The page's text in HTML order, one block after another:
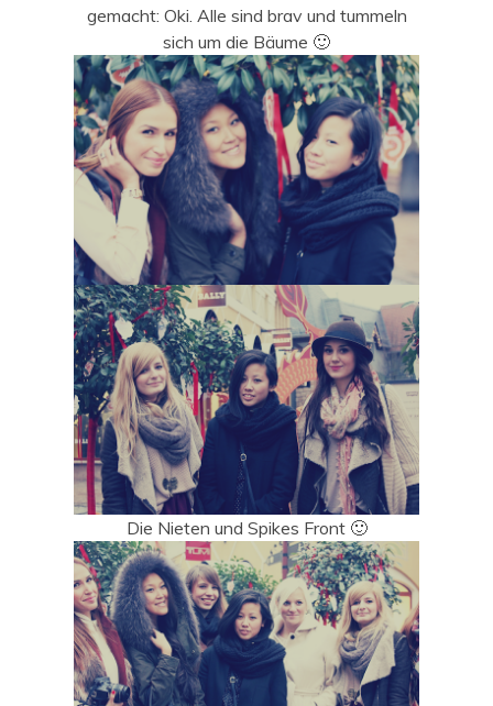
gemacht: Oki. Alle sind brav und tummeln
sich um die Bäume 🙂
Die Nieten und Spikes Front 🙂